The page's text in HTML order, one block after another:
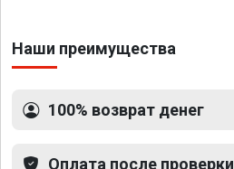
Наши преимущества
100% возврат денег
Оплата после проверки